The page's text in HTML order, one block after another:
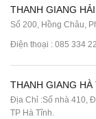
THANH GIANG
Số 200, Hồng Châu,
Điện thoại : 085 334
THANH GIANG HÀ
Địa Chỉ :Số nhà 410,
TP Hà Tĩnh.